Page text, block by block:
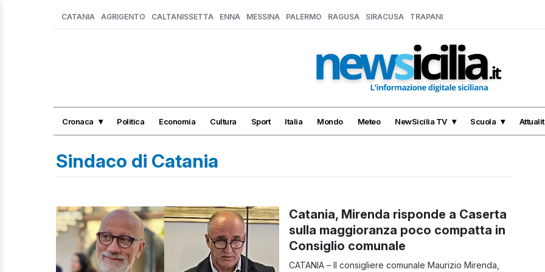
CATANIA AGRIGENTO CALTANISSETTA ENNA MESSINA PALERMO RAGUSA SIRACUSA TRAPANI
Cronaca Politica Economia Cultura Sport Italia Mondo Meteo NewSicilia TV Scuola
Sindaco di Catania
Catania, Mirenda risponde a Caserta
sulla maggioranza poco compatta in
Consiglio comunale
CATANIA – Il consigliere comunale Maurizio Mirenda,